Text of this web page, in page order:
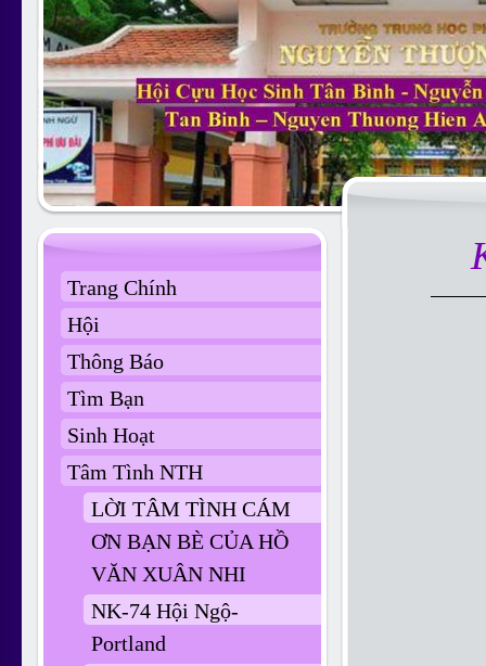
Trang Chính
Hội
Thông Báo
Tìm Bạn
Sinh Hoạt
Tâm Tình NTH
LỜI TÂM TÌNH CÁM
ƠN BẠN BÈ CỦA HỒ
VĂN XUÂN NHI
NK-74 Hội Ngộ-
Portland